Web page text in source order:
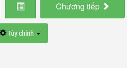
Chương tiếp
Tùy chỉnh